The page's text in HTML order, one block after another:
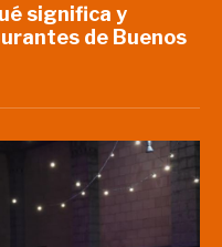
significa y
de Buenos